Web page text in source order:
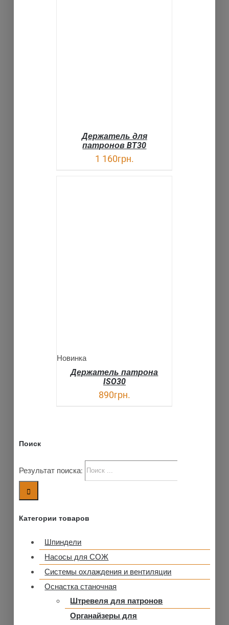
Держатель для
патронов BT30
1 160грн.
Новинка
Держатель патрона
ISO30
890грн.
Поиск
Результат поиска:
Категории товаров
Шпиндели
Насосы для СОЖ
Системы охлаждения и вентиляции
Оснастка станочная
Штревеля для патронов
Органайзеры для